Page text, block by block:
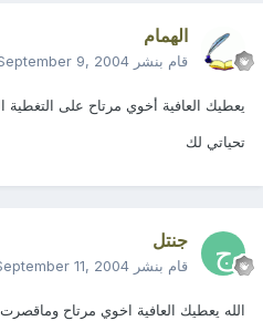
الهمام
قام بنشر September 9, 2004
يعطيك العافية أخوي مرتاح على التغطية
تحياتي لك
جنتل
قام بنشر September 11, 2004
الله يعطيك العافية اخوي مرتاح وماقصرت